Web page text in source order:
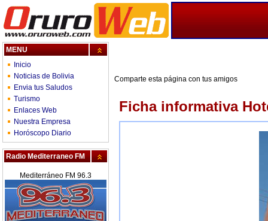
MENU
Inicio
Noticias de Bolivia
Envia tus Saludos
Turismo
Enlaces Web
Nuestra Empresa
Horóscopo Diario
Radio Mediterraneo FM
Mediterráneo FM 96.3
Comparte esta página con tus amigos
Ficha informativa